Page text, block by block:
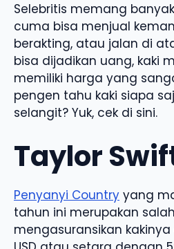
Selebritis memang
cuma bisa menjual
berakting, atau jalan di
bisa dijadikan uang, kaki
memiliki harga yang
pengen tahu kaki siapa
selangit? Yuk, cek di sini.
Taylor
Penyanyi Country yang
tahun ini merupakan
mengasuransikan